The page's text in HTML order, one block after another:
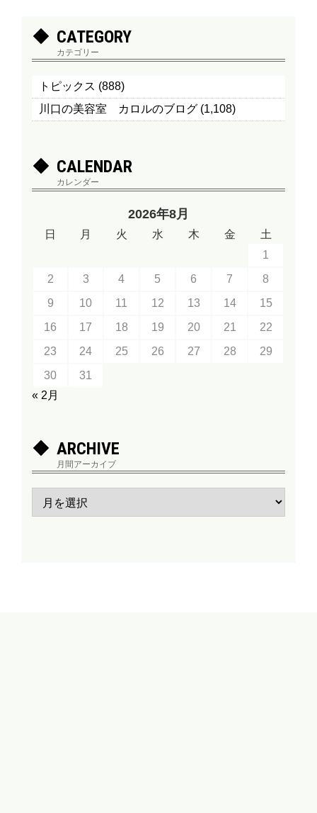
CATEGORY
カテゴリー
トピックス (888)
川口の美容室 カロルのブログ (1,108)
CALENDAR
カレンダー
2026年8月
日 月 火 水 木 金
土
1
2
3 4 5 6 7
8
9
10 11 12 13 14
15
16
17 18 19 20 21
22
23
24 25 26 27 28
29
30
31
« 2月
ARCHIVE
月間アーカイブ